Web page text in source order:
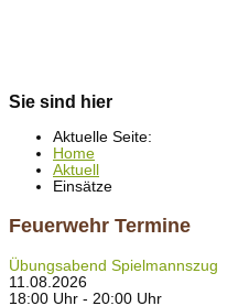
Sie sind hier
Aktuelle Seite:
Home
Aktuell
Einsätze
Feuerwehr Termine
Übungsabend Spielmannszug
11.08.2026
18:00 Uhr - 20:00 Uhr